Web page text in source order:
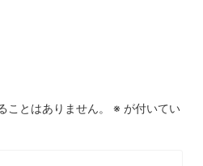
ことはありません。 ※ が付いてい